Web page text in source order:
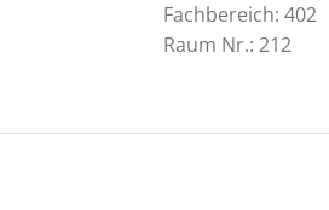
Fachbereich: 402
Raum Nr.: 212